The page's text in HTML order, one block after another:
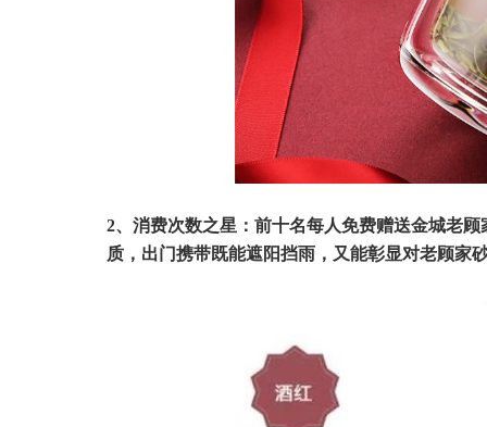
2、消费次数之星：前十名每人免费赠送金城老
质，出门携带既能遮阳挡雨，又能彰显对老顾家